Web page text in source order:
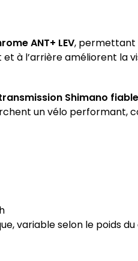
ANT+ LEV, permettant
à l’arrière améliorent la
Shimano fiable
un vélo performant,
variable selon le poids